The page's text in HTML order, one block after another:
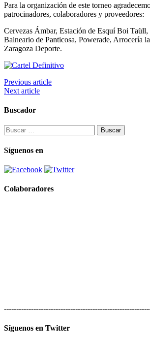
Para la organización de este torneo
patrocinadores, colaboradores y proveedores:
Cervezas Ámbar, Estación de Esquí Boi
Balneario de Panticosa, Powerade, Arrocería
Zaragoza Deporte.
Previous article
Next article
Buscador
Buscar:
Síguenos en
Colaboradores
Síguenos en Twitter